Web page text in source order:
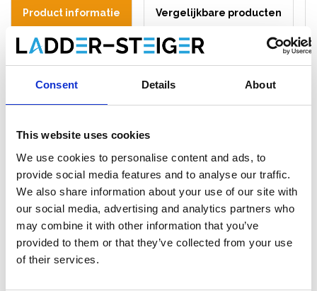
Consent Details About
This website uses cookies
We use cookies to personalise content and ads, to
provide social media features and to analyse our traffic.
We also share information about your use of our site with
our social media, advertising and analytics partners who
may combine it with other information that you’ve
provided to them or that they’ve collected from your use
of their services.
Product informatie Vergelijkbare producten
RSS dakrandbeveiliging lengte 9 meter.
3x RSS valbeveiliging leuning / hek 3 m
3x RSS valbeveiliging houten kantplank 3 m
3x RSS valbeveiliging haakbeugel
* Het aantal onderdelen op de foto's kan afwijken. Bovenstaande
onderdelenlijst is van toepassing.
RSS Roof Safety Systems
valbeveiliging voor hellende daken